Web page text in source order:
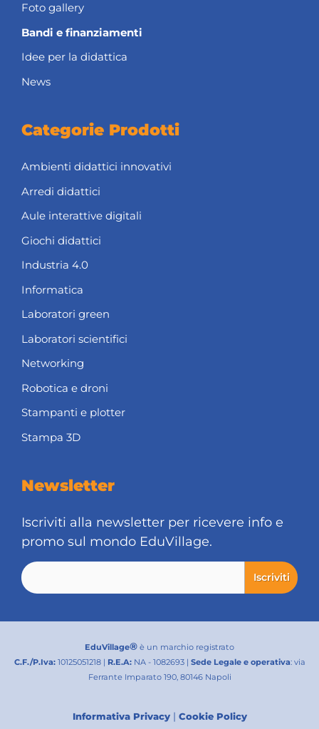
Foto gallery
Bandi e finanziamenti
Idee per la didattica
News
Categorie Prodotti
Ambienti didattici innovativi
Arredi didattici
Aule interattive digitali
Giochi didattici
Industria 4.0
Informatica
Laboratori green
Laboratori scientifici
Networking
Robotica e droni
Stampanti e plotter
Stampa 3D
Newsletter
Iscriviti alla newsletter per ricevere info e
promo sul mondo EduVillage.
EduVillage® è un marchio registrato
C.F./P.Iva: 10125051218 | R.E.A: NA - 1082693 | Sede Legale e operativa: via
Ferrante Imparato 190, 80146 Napoli
Informativa Privacy| Cookie Policy